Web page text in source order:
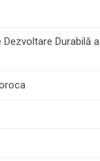
Durabilă a